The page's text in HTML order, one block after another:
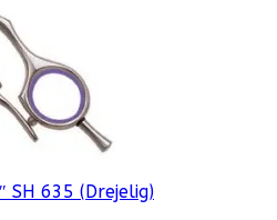
SH 635 (Drejelig)